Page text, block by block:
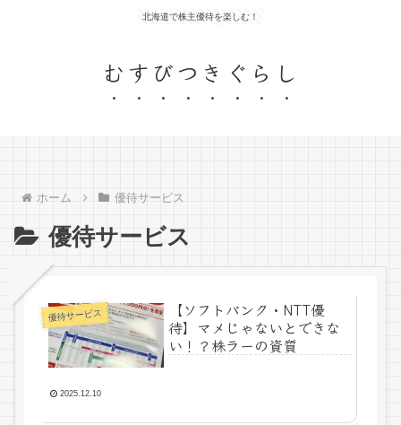
北海道で株主優待を楽しむ！
むすびつきぐらし
ホーム 優待サービス
優待サービス
優待サービス
【ソフトバンク・NTT優
待】マメじゃないとできな
い！？株ラーの資質
2025.12.10